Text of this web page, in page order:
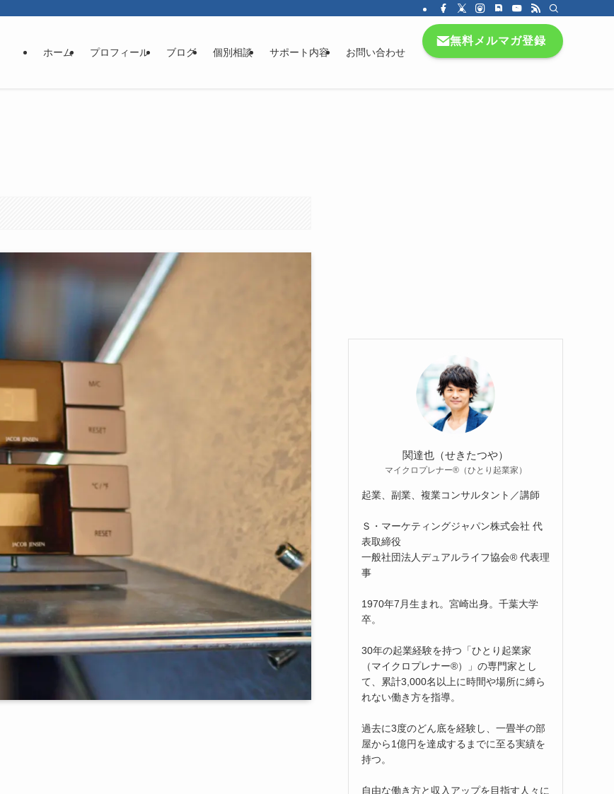
ホーム プロフィール ブログ 個別相談 サポート内容 お問い合わせ
無料メルマガ登録
関達也（せきたつや）
マイクロプレナー®（ひとり起業家）
起業、副業、複業コンサルタント／講師
Ｓ・マーケティングジャパン株式会社 代
表取締役
一般社団法人デュアルライフ協会® 代表理
事
1970年7月生まれ。宮崎出身。千葉大学
卒。
30年の起業経験を持つ「ひとり起業家
（マイクロプレナー®）」の専門家とし
て、累計3,000名以上に時間や場所に縛ら
れない働き方を指導。
過去に3度のどん底を経験し、一畳半の部
屋から1億円を達成するまでに至る実績を
持つ。
自由な働き方と収入アップを目指す人々に